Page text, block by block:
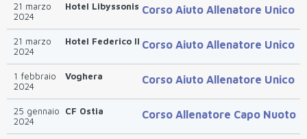
21 marzo
2024
Hotel Libyssonis Corso Aiuto Allenatore Unico
21 marzo
2024
Hotel Federico II Corso Aiuto Allenatore Unico
1 febbraio
2024
Voghera Corso Aiuto Allenatore Unico
25 gennaio
2024
CF Ostia Corso Allenatore Capo Nuoto